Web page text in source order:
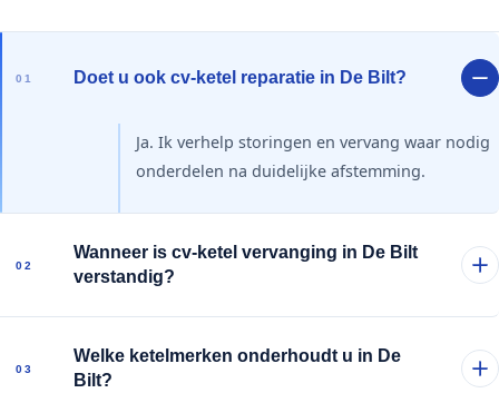
01 Doet u ook cv-ketel reparatie in De Bilt?
Ja. Ik verhelp storingen en vervang waar nodig
onderdelen na duidelijke afstemming.
02
Wanneer is cv-ketel vervanging in De Bilt
verstandig?
de ketel is vervanging vaak de meest duurzame
03
Welke ketelmerken onderhoudt u in De
Bilt?